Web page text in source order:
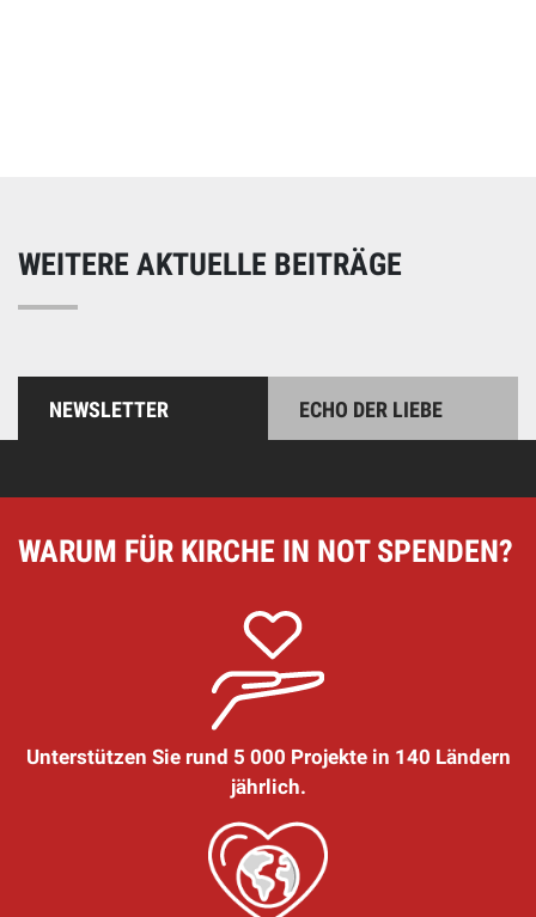
WEITERE AKTUELLE BEITRÄGE
NEWSLETTER ECHO DER LIEBE
WARUM FÜR KIRCHE IN NOT SPENDEN?
Unterstützen Sie rund 5 000 Projekte in 140 Ländern
jährlich.